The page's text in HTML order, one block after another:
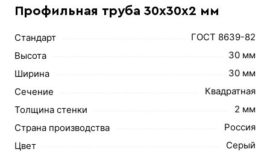
Профильная труба 30х30х2 мм
Стандарт
ГОСТ 8639-82
Высота
30 мм
Ширина
30 мм
Сечение
Квадратная
Толщина стенки
2 мм
Страна производства
Россия
Цвет
Серый